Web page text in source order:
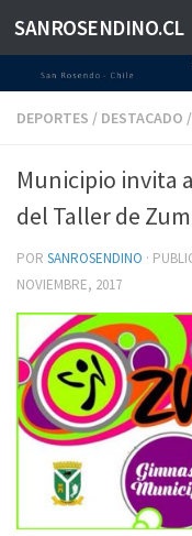
Saltar al contenido
SANROSENDINO.CL
DEPORTES / DESTACADO /
Municipio invita
del Taller de
POR SANROSENDINO ·
NOVIEMBRE, 2017